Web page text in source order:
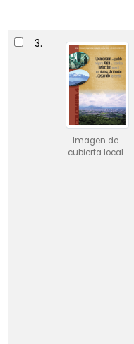
3.
Imagen de
cubierta local